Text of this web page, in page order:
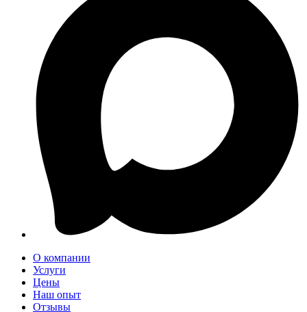
О компании
Услуги
Цены
Наш опыт
Отзывы